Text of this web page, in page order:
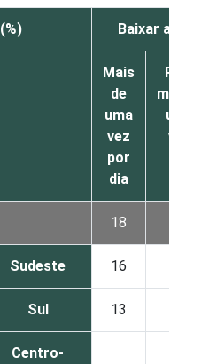
Baixar
Mais
de
uma
vez
por
dia
Pelo
menos
uma
vez
18
Sudeste 16
Sul 13
Centro-